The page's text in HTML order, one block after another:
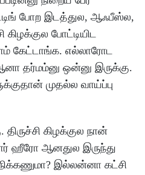
போற இடத்துல, ஆஃபீஸ்ல,
கிழக்குல போட்டியிட
கேட்டாங்க. எல்லாரோட
தர்மம்னு ஒன்னு இருக்கு.
முதல்ல வாய்ப்பு
கிழக்குல நான்
ஹீரோ ஆனதுல இருந்து
இல்லன்னா கட்சி